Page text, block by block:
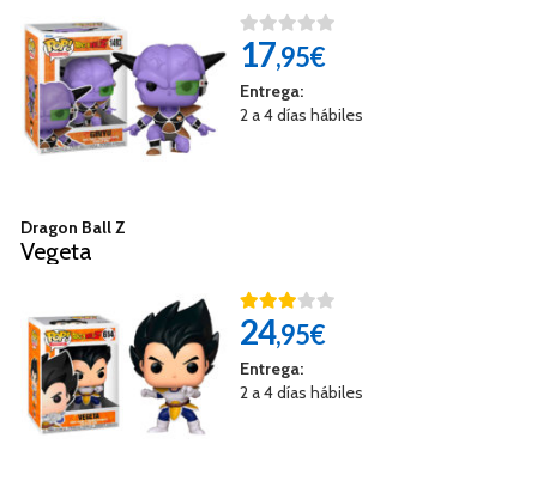
17,95€
Entrega:
2 a 4 días hábiles
Dragon Ball Z
Vegeta
24,95€
Entrega:
2 a 4 días hábiles